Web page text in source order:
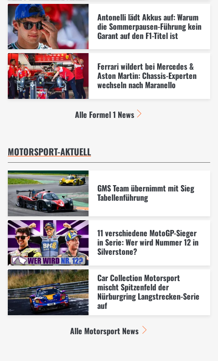
Antonelli lädt Akkus auf: Warum
die Sommerpausen-Führung kein
Garant auf den F1-Titel ist
Ferrari wildert bei Mercedes &
Aston Martin: Chassis-Experten
wechseln nach Maranello
Alle Formel 1 News
MOTORSPORT-AKTUELL
GMS Team übernimmt mit Sieg
Tabellenführung
11 verschiedene MotoGP-Sieger
in Serie: Wer wird Nummer 12 in
Silverstone?
Car Collection Motorsport
mischt Spitzenfeld der
Nürburgring Langstrecken-Serie
auf
Alle Motorsport News